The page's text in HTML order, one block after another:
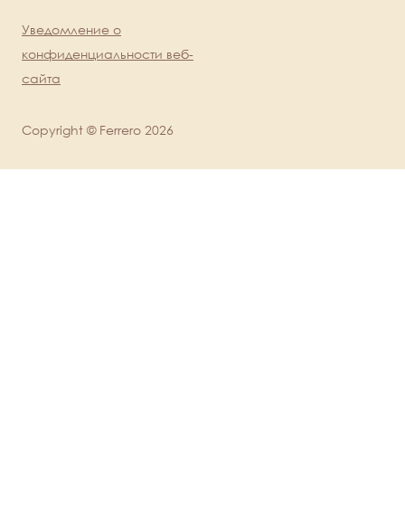
Уведомление о
конфиденциальности веб-
сайта
Copyright © Ferrero 2026